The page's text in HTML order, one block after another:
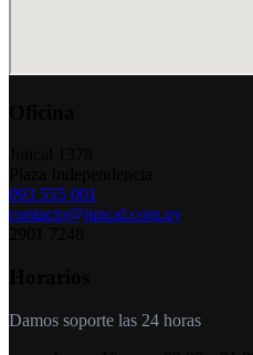
093 555 001
contacto@juncal.com.uy
Damos soporte las 24 horas